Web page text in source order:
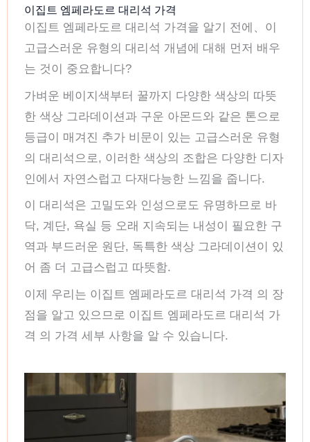
이집트 엠페라도르 대리석 가격
이집트 엠페라도르 대리석 가격을 알기 전에、이
고급스러운 유형의 대리석 개념에 대해 먼저 배우
는 것이 중요합니다?
가벼운 베이지색부터 꿀까지 다양한 색상의 따뜻
한 색상 그라데이션과 구운 아몬드와 같은 톤으로
등급이 매겨진 추가 비문이 있는 고급스러운 유형
의 대리석으로, 이러한 색상의 조합은 다양한 디자
인에서 자연스럽고 다재다능한 느낌을 줍니다.
이 대리석은 고밀도와 인성으로도 유명하므로 바
닥, 계단, 욕실 등 오래 지속되는 내성이 필요한 구
역과 부드러운 원단, 독특한 색상 그라데이션이 있
어 좀 더 고급스럽고 따뜻함.
이제 우리는 이집트 엠페라도르 대리석 가격 의 장
점을 알고 있으므로 이집트 엠페라도르 대리석 가
격 의 가격 세부 사항을 알 수 있습니다.